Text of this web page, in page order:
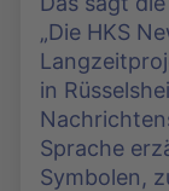
„Die HKS
in
Sprache
Symbolen,